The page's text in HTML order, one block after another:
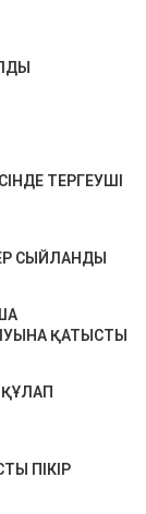
ТЕРГЕУШІ
СЫЙЛАНДЫ
ҚАТЫСТЫ
ПІКІР